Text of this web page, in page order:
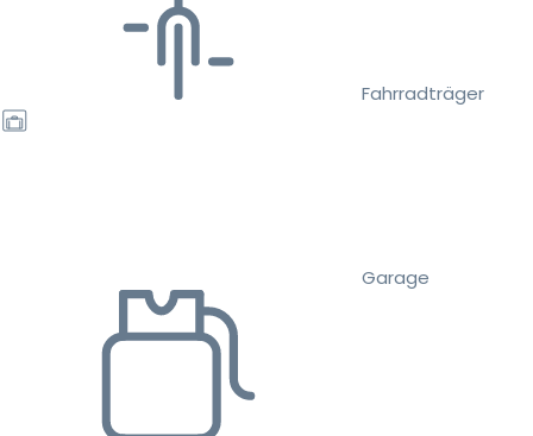
Fahrradträger
Garage